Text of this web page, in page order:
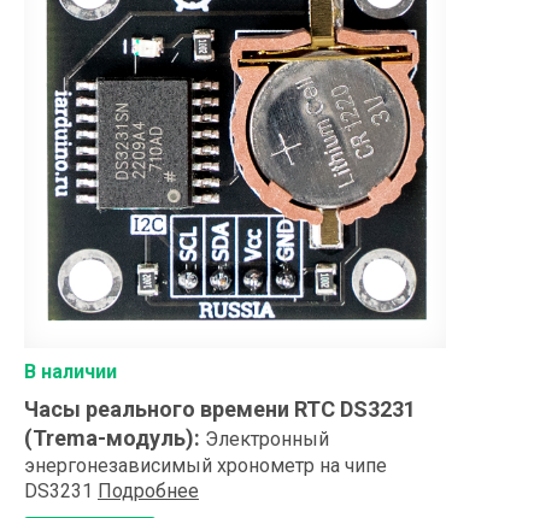
В наличии
Часы реального времени RTC DS3231
(Trema-модуль): Электронный
энергонезависимый хронометр на чипе
DS3231 Подробнее